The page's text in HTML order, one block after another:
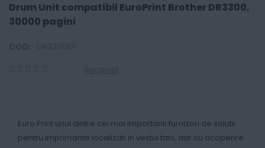
Drum Unit compatibil EuroPrint Brother DR3300,
30000 pagini
Euro Print unul dintre cei mai importanti furnizori de solutii
pentru imprimante localizati in vestul tarii, dar cu acoperire